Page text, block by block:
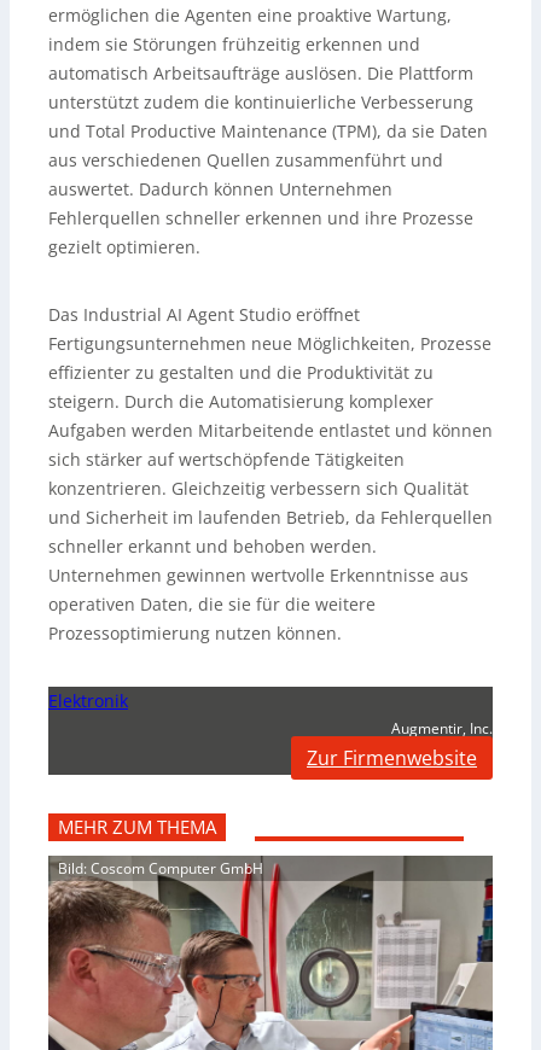
ermöglichen die Agenten eine proaktive Wartung,
indem sie Störungen frühzeitig erkennen und
automatisch Arbeitsaufträge auslösen. Die Plattform
unterstützt zudem die kontinuierliche Verbesserung
und Total Productive Maintenance (TPM), da sie Daten
aus verschiedenen Quellen zusammenführt und
auswertet. Dadurch können Unternehmen
Fehlerquellen schneller erkennen und ihre Prozesse
gezielt optimieren.
Das Industrial AI Agent Studio eröffnet
Fertigungsunternehmen neue Möglichkeiten, Prozesse
effizienter zu gestalten und die Produktivität zu
steigern. Durch die Automatisierung komplexer
Aufgaben werden Mitarbeitende entlastet und können
sich stärker auf wertschöpfende Tätigkeiten
konzentrieren. Gleichzeitig verbessern sich Qualität
und Sicherheit im laufenden Betrieb, da Fehlerquellen
schneller erkannt und behoben werden.
Unternehmen gewinnen wertvolle Erkenntnisse aus
operativen Daten, die sie für die weitere
Prozessoptimierung nutzen können.
Elektronik
Augmentir, Inc.
Zur Firmenwebsite
MEHR ZUM THEMA
Bild: Coscom Computer GmbH